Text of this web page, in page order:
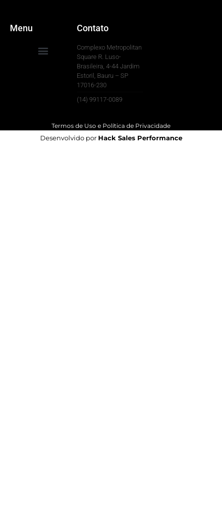
Menu Contato
Complexo Metropolitan
Square R. Luso-
Brasileira, 4-44 Jardim
Estoril, Bauru – SP
17016-230
(14) 99117-0089
Termos de Uso e Política de Privacidade
Desenvolvido por Hack Sales Performance